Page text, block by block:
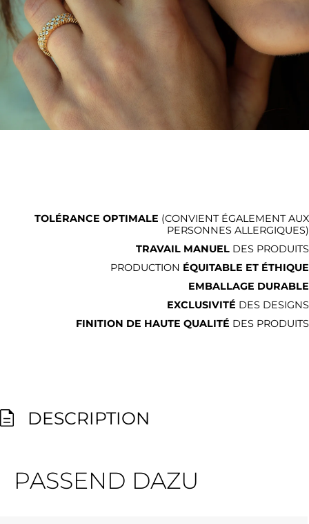
TOLÉRANCE OPTIMALE (CONVIENT ÉGALEMENT AUX
PERSONNES ALLERGIQUES)
TRAVAIL MANUEL DES PRODUITS
PRODUCTION ÉQUITABLE ET ÉTHIQUE
EMBALLAGE DURABLE
EXCLUSIVITÉ DES DESIGNS
FINITION DE HAUTE QUALITÉ DES PRODUITS
DESCRIPTION
PASSEND DAZU